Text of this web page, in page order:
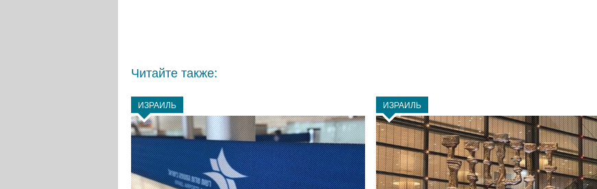
Читайте также:
ИЗРАИЛЬ ИЗРАИЛЬ